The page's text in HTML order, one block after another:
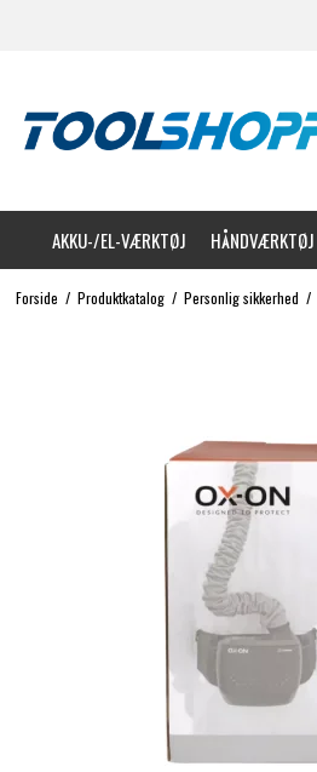
AKKU-/EL-VÆRKTØJ HÅNDVÆRKTØJ
Forside / Produktkatalog / Personlig sikkerhed /